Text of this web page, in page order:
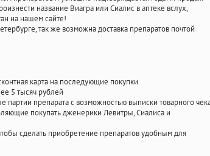
название Виагра или Сиалис в аптеке вслух,
на нашем сайте!
так же возможна доставка препаратов почтой
карта на последующие покупки
5 тысяч рублей
препарата с возможностью выписки товарного
покупать дженерики Левитры, Сиалиса и
сделать приобретение препаратов удобным для